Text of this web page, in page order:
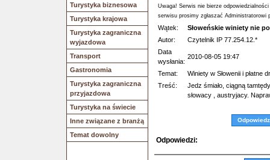
Turystyka biznesowa
Turystyka krajowa
Turystyka zagraniczna
wyjazdowa
Transport
Gastronomia
Turystyka zagraniczna
przyjazdowa
Turystyka na świecie
Inne związane z branżą
Temat dowolny
Uwaga! Serwis nie bierze
serwisu prosimy zgłaszać Administratorowi
Wątek:
Słoweńskie winiety nie
Autor:
Czytelnik IP 77.254.12.*
Data
wysłania:
2010-08-05 19:47
Temat:
Winiety w Słowenii i płatne
Treść:
Jedz śmiało, ciągną
słowacy , austryjacy.
Odpowiedz
Odpowiedzi: